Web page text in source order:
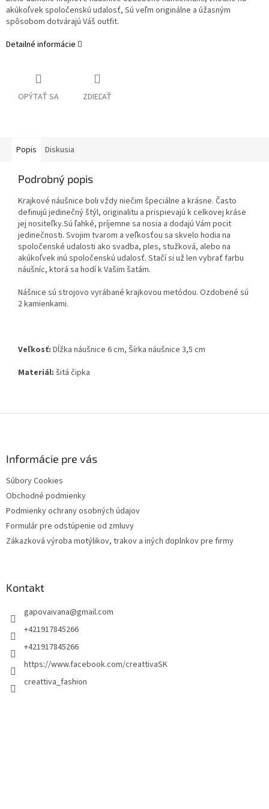
akúkoľvek spoločenskú udalosť, Sú veľm originálne a úžasným
spôsobom dotvárajú Váš outfit.
Detailné informácie
OPÝTAŤ SA ZDIEĽAŤ
Popis Diskusia
Podrobný popis
Krajkové náušnice boli vždy niečim špeciálne a krásne. Často
definujú jedinečný štýl, originalitu a prispievajú k celkovej kráse
jej nositeľky.Sú ľahké, príjemne sa nosia a dodajú Vám pocit
jedinečnosti. Svojim tvarom a veľkosťou sa skvelo hodia na
spoločenské udalosti ako svadba, ples, stužková, alebo na
akúkoľvek inú spoločenskú udalosť. Stačí si už len vybrať farbu
náušníc, ktorá sa hodí k Vašim šatám.
Nášnice sú strojovo vyrábané krajkovou metódou. Ozdobené sú
2 kamienkami.
Veľkosť: Dĺžka náušnice 6 cm, Šírka náušnice 3,5 cm
Materiál: šitá čipka
Informácie pre vás
Súbory Cookies
Obchodné podmienky
Podmienky ochrany osobných údajov
Formulár pre odstúpenie od zmluvy
Zákazková výroba motýlikov, trakov a iných doplnkov pre firmy
Kontakt
gapovaivana@gmail.com
+421917845266
+421917845266
https://www.facebook.com/creattivaSK
creattiva_fashion